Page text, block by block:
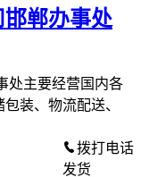
郸办事处
处主要经营国内各
装、物流配送、
拨打电话
发货